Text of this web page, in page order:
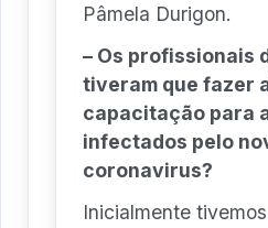
Pâmela Durigon.
– Os profissionais
tiveram que fazer
capacitação para
infectados pelo
coronavirus?
Inicialmente